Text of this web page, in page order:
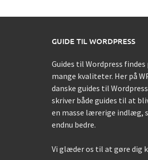
GUIDE TIL WORDPRESS
Guides til Wordpress
mange kvaliteter. Her på
danske guides til
skriver både guides til at
en masse lærerige indlæg,
endnu bedre.
Vi glæder os til at gøre dig